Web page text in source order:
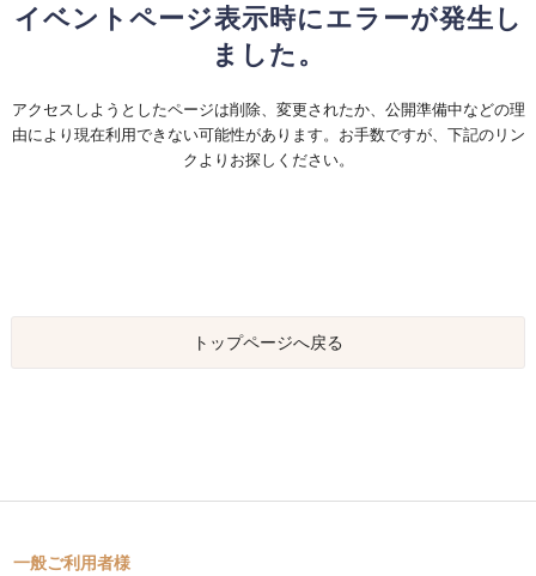
イベントページ表示時にエラーが発生し
ました。
アクセスしようとしたページは削除、変更されたか、公開準備中などの理
由により現在利用できない可能性があります。お手数ですが、下記のリン
クよりお探しください。
トップページへ戻る
一般ご利用者様